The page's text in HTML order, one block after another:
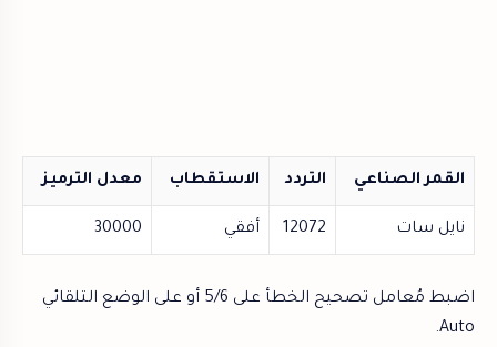
القمر الصناعي التردد الاستقطاب معدل الترميز
نايل سات 12072 أفقي 30000
اضبط مُعامل تصحيح الخطأ على 5/6 أو على الوضع التلقائي
Auto.